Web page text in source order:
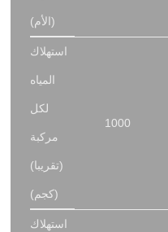
(الأم)
استهلاك
المياه
لكل
مركبة
(تقريبا)
(كجم)
1000
استهلاك